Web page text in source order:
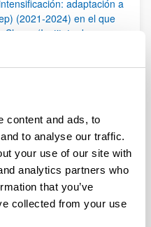
content and ads, to
to analyse our traffic.
your use of our site with
analytics partners who
that you’ve
collected from your use
adaptación a
(2021-2024) en el que
(Instituto de
y ExtenSheep
Resistance
de alimentos
Ponencia en Naukas
de equino del País
Behoresne